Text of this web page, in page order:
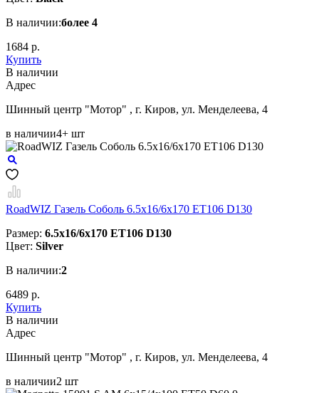
В наличии:более 4
1684 р.
Купить
В наличии
Aдрес
Шинный центр "Мотор" , г. Киров, ул. Менделеева, 4
в наличии4+ шт
RoadWIZ Газель Соболь 6.5x16/6x170 ET106 D130
Размер: 6.5x16/6x170 ET106 D130
Цвет: Silver
В наличии:2
6489 р.
Купить
В наличии
Aдрес
Шинный центр "Мотор" , г. Киров, ул. Менделеева, 4
в наличии2 шт